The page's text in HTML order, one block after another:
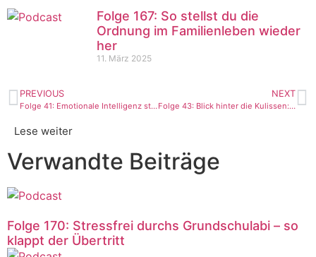
Folge 167: So stellst du die
Ordnung im Familienleben wieder
her
11. März 2025
PREVIOUS
Folge 41: Emotionale Intelligenz statt Schulnoten
NEXT
Folge 43: Blick hinter die Kulissen: Silvia feiert erste Coaching-Erfolge
Lese weiter
Verwandte Beiträge
Folge 170: Stressfrei durchs Grundschulabi – so
klappt der Übertritt